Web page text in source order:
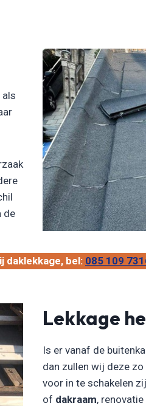
als
de
daklekkage, bel: 085 109
Lekkage
Is er vanaf de
dan zullen wij deze
voor in te schakelen
of dakraam, renovatie